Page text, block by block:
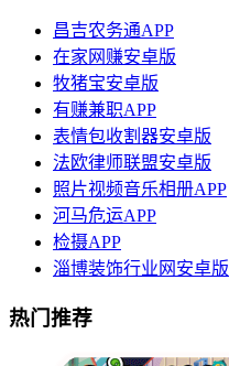
昌吉农务通APP
在家网赚安卓版
牧猪宝安卓版
有赚兼职APP
表情包收割器安卓版
法欧律师联盟安卓版
照片视频音乐相册APP
河马危运APP
检摄APP
淄博装饰行业网安卓版
热门推荐